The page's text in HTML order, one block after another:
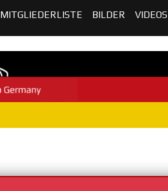
MITGLIEDERLISTE BILDER VIDEOS